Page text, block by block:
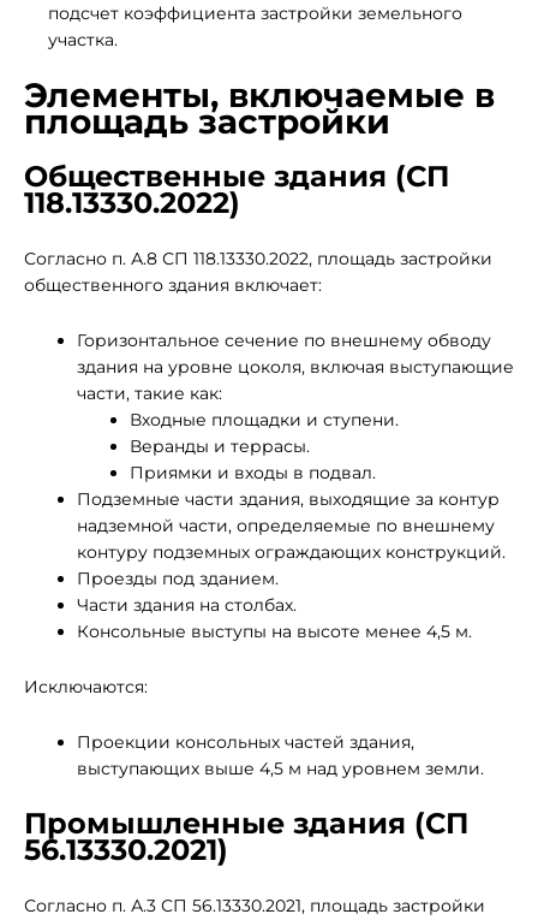
подсчет коэффициента застройки земельного
участка.
Элементы, включаемые в
площадь застройки
Общественные здания (СП
118.13330.2022)
Согласно п. А.8 СП 118.13330.2022, площадь застройки
общественного здания включает:
Горизонтальное сечение по внешнему обводу
здания на уровне цоколя, включая выступающие
части, такие как:
Входные площадки и ступени.
Веранды и террасы.
Приямки и входы в подвал.
Подземные части здания, выходящие за контур
надземной части, определяемые по внешнему
контуру подземных ограждающих конструкций.
Проезды под зданием.
Части здания на столбах.
Консольные выступы на высоте менее 4,5 м.
Исключаются:
Проекции консольных частей здания,
выступающих выше 4,5 м над уровнем земли.
Промышленные здания (СП
56.13330.2021)
Согласно п. А.3 СП 56.13330.2021, площадь застройки